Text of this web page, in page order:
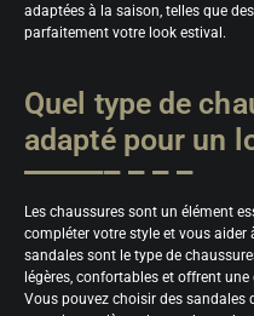
adaptées à la saison, telles que
parfaitement votre look estival.
Quel type de
adapté pour un
Les chaussures sont un élément
compléter votre style et vous aider
sandales sont le type de
légères, confortables et offrent
Vous pouvez choisir des sandales